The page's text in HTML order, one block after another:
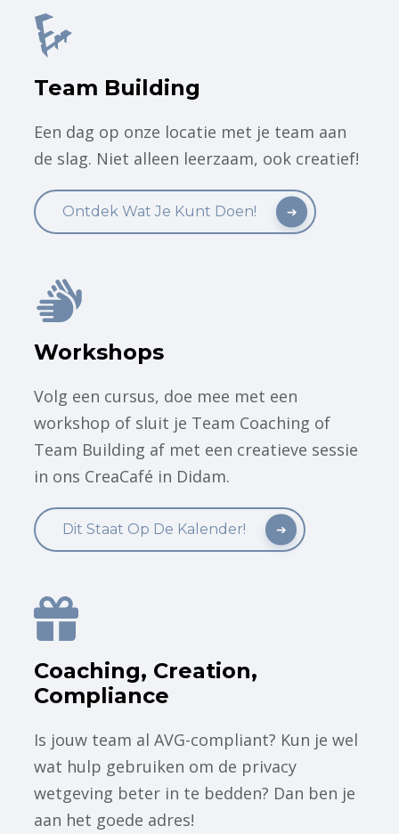
Team Building
Een dag op onze locatie met je team aan
de slag. Niet alleen leerzaam, ook creatief!
Ontdek Wat Je Kunt Doen!
Workshops
Volg een cursus, doe mee met een
workshop of sluit je Team Coaching of
Team Building af met een creatieve sessie
in ons CreaCafé in Didam.
Dit Staat Op De Kalender!
Coaching, Creation,
Compliance
Is jouw team al AVG-compliant? Kun je wel
wat hulp gebruiken om de privacy
wetgeving beter in te bedden? Dan ben je
aan het goede adres!